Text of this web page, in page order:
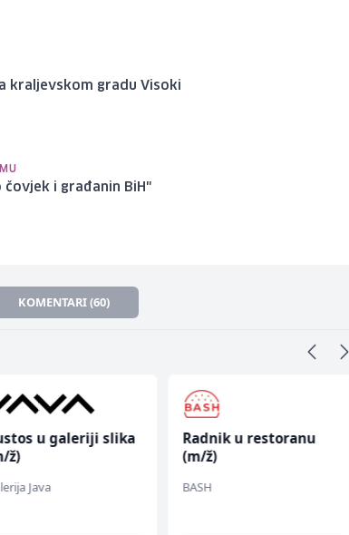
kraljevskom gradu Visoki
čovjek i građanin BiH"
KOMENTARI (60)
u galeriji slika
ž)
Java
Radnik u restoranu
(m/ž)
BASH